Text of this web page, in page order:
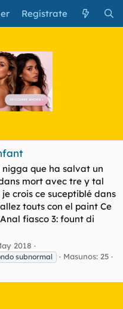
Regístrate
nigga que ha salvat un
mort avec tre y tal
crois ce suceptiblé dans
touts con el paint Ce
fiasco 3: fount di
2018
subnormal
Masunos: 25